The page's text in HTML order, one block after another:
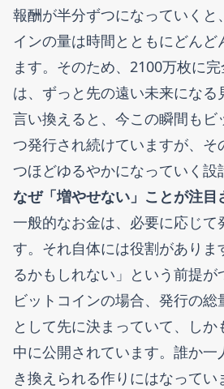
報酬が半分ずつになっていくと
インの量は時間とともにどんど
ます。そのため、2100万枚に
は、ずっと先の遠い未来になる
言い換えると、今この瞬間もビ
つ発行され続けていますが、そ
つほどゆるやかになっていく設
なぜ「増やせない」ことが注目
一般的なお金は、必要に応じて
す。それ自体には役割がありま
るかもしれない」という前提が
ビットコインの場合、発行の
として先に決まっていて、し
中に公開されています。誰か
き換えられる作りにはなってい